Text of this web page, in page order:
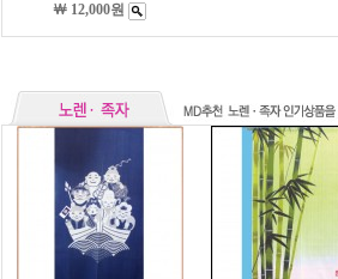
￦ 12,000원